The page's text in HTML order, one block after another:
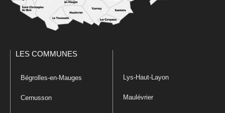
LES COMMUNES
Bégrolles-en-Mauges
Cernusson
Lys-Haut-Layon
Maulévrier